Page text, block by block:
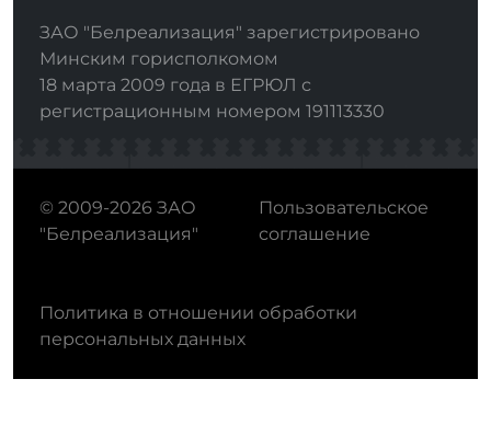
ЗАО "Белреализация" зарегистрировано
Минским горисполкомом
18 марта 2009 года в ЕГРЮЛ с
регистрационным номером 191113330
© 2009-2026 ЗАО
"Белреализация"
Пользовательское
соглашение
Политика в отношении обработки
персональных данных